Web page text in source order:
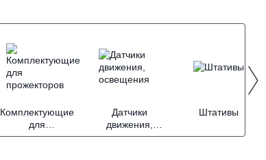
Комплектующие
для
прожекторов
Датчики
движения,
освещения
Штативы